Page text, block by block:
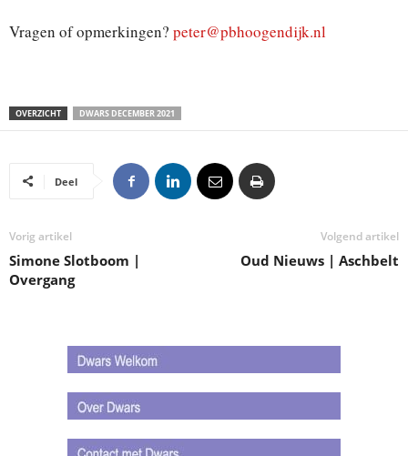
Vragen of opmerkingen? peter@pbhoogendijk.nl
OVERZICHT DWARS DECEMBER 2021
Deel
Vorig artikel
Simone Slotboom |
Overgang
Volgend artikel
Oud Nieuws | Aschbelt